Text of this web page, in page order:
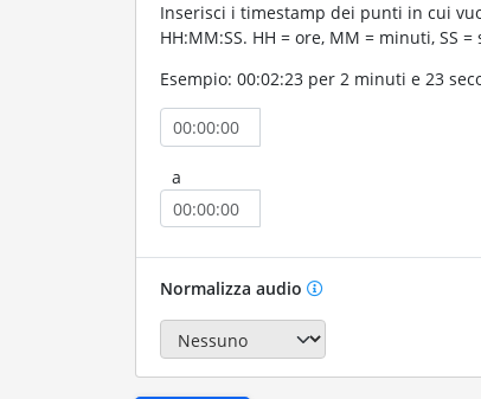
Inserisci i timestamp dei punti in cui
HH:MM:SS. HH = ore, MM = minuti, SS =
Esempio: 00:02:23 per 2 minuti e 23
a
Normalizza audio